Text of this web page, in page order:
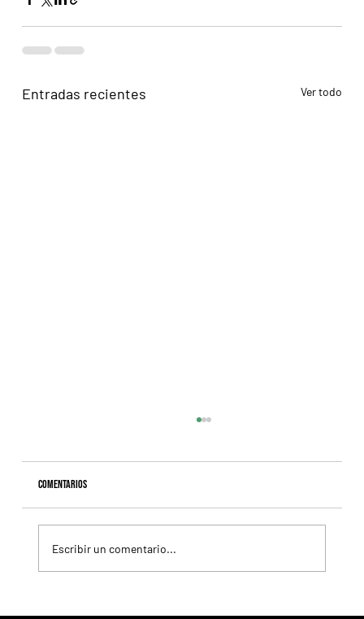
Entradas recientes Ver todo
Comentarios
Escribir un comentario...